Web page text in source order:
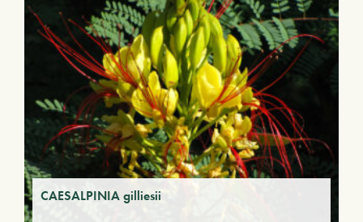
CAESALPINIA gilliesii